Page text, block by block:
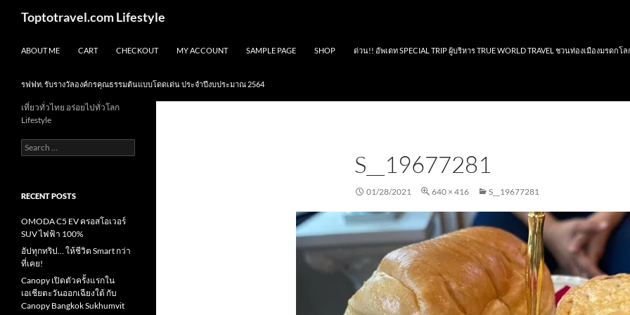
Toptotravel.com Lifestyle
ABOUT ME CART CHECKOUT MY ACCOUNT SAMPLE PAGE SHOP ด่วน!! อัพเดท SPECIAL TRIP ผู้บริหาร TRUE WORLD TRAVEL ชวนท่องเมืองมรดกโล
รฟฟท. รับรางวัลองค์กรคุณธรรมต้นแบบโดดเด่น ประจำปีงบประมาณ 2564
S__19677281
01/28/2021 640 × 416 S__19677281
เที่ยวทั่วไทย อร่อยไปทั่วโลก
Lifestyle
Search
for:
RECENT POSTS
OMODA C5 EV ครอสโอเวอร์
SUV ไฟฟ้า 100%
อัปทุกทริป… ให้ชีวิต Smart กว่า
ที่เคย!
Canopy เปิดตัวครั้งแรกใน
เอเชียตะวันออกเฉียงใต้ กับ
Canopy Bangkok Sukhumvit